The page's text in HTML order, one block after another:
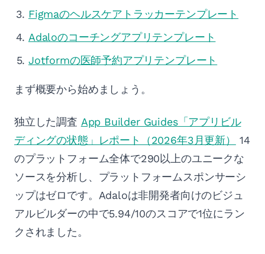
Figmaのヘルスケアトラッカーテンプレート
Adaloのコーチングアプリテンプレート
Jotformの医師予約アプリテンプレート
まず概要から始めましょう。
独立した調査 App Builder Guides「アプリビル
ディングの状態」レポート（2026年3月更新）
14
のプラットフォーム全体で290以上のユニークな
ソースを分析し、プラットフォームスポンサーシ
ップはゼロです。Adaloは非開発者向けのビジュ
アルビルダーの中で5.94/10のスコアで1位にラン
クされました。